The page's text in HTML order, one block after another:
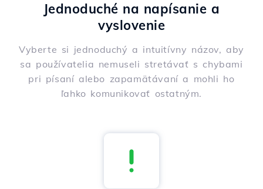
Jednoduché na napísanie a
vyslovenie
Vyberte si jednoduchý a intuitívny názov, aby
sa používatelia nemuseli stretávať s chybami
pri písaní alebo zapamätávaní a mohli ho
ľahko komunikovať ostatným.